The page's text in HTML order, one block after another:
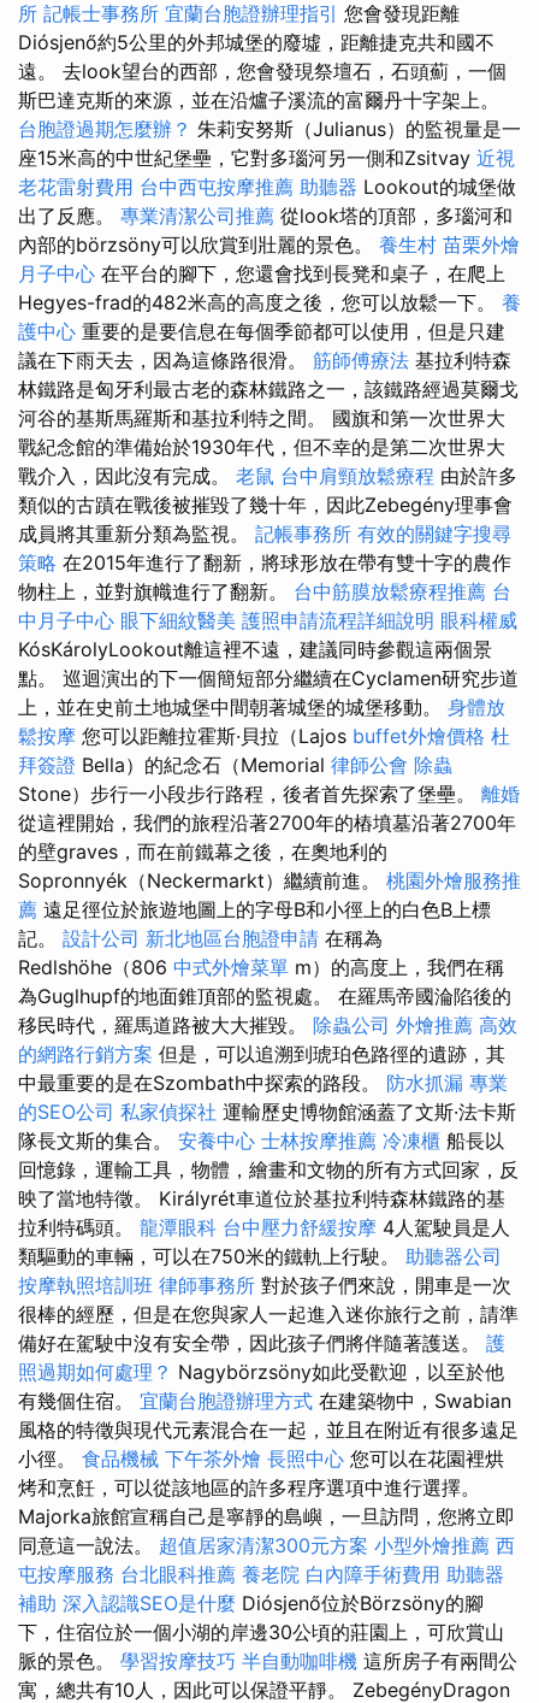
所 記帳士事務所 宜蘭台胞證辦理指引 您會發現距離
Diósjenő約5公里的外邦城堡的廢墟，距離捷克共和國不
遠。 去look望台的西部，您會發現祭壇石，石頭薊，一個
斯巴達克斯的來源，並在沿爐子溪流的富爾丹十字架上。
台胞證過期怎麼辦？ 朱莉安努斯（Julianus）的監視量是一
座15米高的中世紀堡壘，它對多瑙河另一側和Zsitvay 近視
老花雷射費用 台中西屯按摩推薦 助聽器 Lookout的城堡做
出了反應。 專業清潔公司推薦 從look塔的頂部，多瑙河和
內部的börzsöny可以欣賞到壯麗的景色。 養生村 苗栗外燴
月子中心 在平台的腳下，您還會找到長凳和桌子，在爬上
Hegyes-frad的482米高的高度之後，您可以放鬆一下。 養
護中心 重要的是要信息在每個季節都可以使用，但是只建
議在下雨天去，因為這條路很滑。 筋師傅療法 基拉利特森
林鐵路是匈牙利最古老的森林鐵路之一，該鐵路經過莫爾戈
河谷的基斯馬羅斯和基拉利特之間。 國旗和第一次世界大
戰紀念館的準備始於1930年代，但不幸的是第二次世界大
戰介入，因此沒有完成。 老鼠 台中肩頸放鬆療程 由於許多
類似的古蹟在戰後被摧毀了幾十年，因此Zebegény理事會
成員將其重新分類為監視。 記帳事務所 有效的關鍵字搜尋
策略 在2015年進行了翻新，將球形放在帶有雙十字的農作
物柱上，並對旗幟進行了翻新。 台中筋膜放鬆療程推薦 台
中月子中心 眼下細紋醫美 護照申請流程詳細說明 眼科權威
KósKárolyLookout離這裡不遠，建議同時參觀這兩個景
點。 巡迴演出的下一個簡短部分繼續在Cyclamen研究步道
上，並在史前土地城堡中間朝著城堡的城堡移動。 身體放
鬆按摩 您可以距離拉霍斯·貝拉（Lajos buffet外燴價格 杜
拜簽證 Bella）的紀念石（Memorial 律師公會 除蟲
Stone）步行一小段步行路程，後者首先探索了堡壘。 離婚
從這裡開始，我們的旅程沿著2700年的樁墳墓沿著2700年
的壁graves，而在前鐵幕之後，在奧地利的
Sopronnyék（Neckermarkt）繼續前進。 桃園外燴服務推
薦 遠足徑位於旅遊地圖上的字母B和小徑上的白色B上標
記。 設計公司 新北地區台胞證申請 在稱為
Redlshöhe（806 中式外燴菜單 m）的高度上，我們在稱
為Guglhupf的地面錐頂部的監視處。 在羅馬帝國淪陷後的
移民時代，羅馬道路被大大摧毀。 除蟲公司 外燴推薦 高效
的網路行銷方案 但是，可以追溯到琥珀色路徑的遺跡，其
中最重要的是在Szombath中探索的路段。 防水抓漏 專業
的SEO公司 私家偵探社 運輸歷史博物館涵蓋了文斯·法卡斯
隊長文斯的集合。 安養中心 士林按摩推薦 冷凍櫃 船長以
回憶錄，運輸工具，物體，繪畫和文物的所有方式回家，反
映了當地特徵。 Királyrét車道位於基拉利特森林鐵路的基
拉利特碼頭。 龍潭眼科 台中壓力舒緩按摩 4人駕駛員是人
類驅動的車輛，可以在750米的鐵軌上行駛。 助聽器公司
按摩執照培訓班 律師事務所 對於孩子們來說，開車是一次
很棒的經歷，但是在您與家人一起進入迷你旅行之前，請準
備好在駕駛中沒有安全帶，因此孩子們將伴隨著護送。 護
照過期如何處理？ Nagybörzsöny如此受歡迎，以至於他
有幾個住宿。 宜蘭台胞證辦理方式 在建築物中，Swabian
風格的特徵與現代元素混合在一起，並且在附近有很多遠足
小徑。 食品機械 下午茶外燴 長照中心 您可以在花園裡烘
烤和烹飪，可以從該地區的許多程序選項中進行選擇。
Majorka旅館宣稱自己是寧靜的島嶼，一旦訪問，您將立即
同意這一說法。 超值居家清潔300元方案 小型外燴推薦 西
屯按摩服務 台北眼科推薦 養老院 白內障手術費用 助聽器
補助 深入認識SEO是什麼 Diósjenő位於Börzsöny的腳
下，住宿位於一個小湖的岸邊30公頃的莊園上，可欣賞山
脈的景色。 學習按摩技巧 半自動咖啡機 這所房子有兩間公
寓，總共有10人，因此可以保證平靜。 ZebegényDragon